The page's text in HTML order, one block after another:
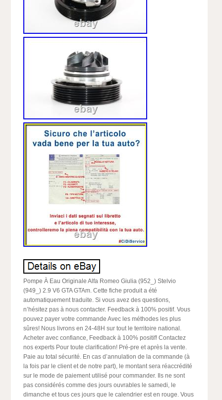
Pompe À Eau Originale Alfa Romeo Giulia (952_) Stelvio
(949_) 2.9 V6 GTA GTAm. Cette fiche produit a été
automatiquement traduite. Si vous avez des questions,
n’hésitez pas à nous contacter. Feedback à 100% positif. Vous
pouvez payer votre commande Avec les méthodes les plus
sûres! Nous livrons en 24-48H sur tout le territoire national.
Acheter avec confiance, Feedback à 100% positif! Contactez
nos experts Pour toute clarification! Pré-pre et après la vente.
Paie au total sécurité. En cas d’annulation de la commande (à
la fois par le client et de notre part), le montant sera réaccrédité
sur le mode de paiement utilisé pour commander. Ils ne sont
pas considérés comme des jours ouvrables le samedi, le
dimanche et tous ces jours que le calendrier est en rouge. Vous